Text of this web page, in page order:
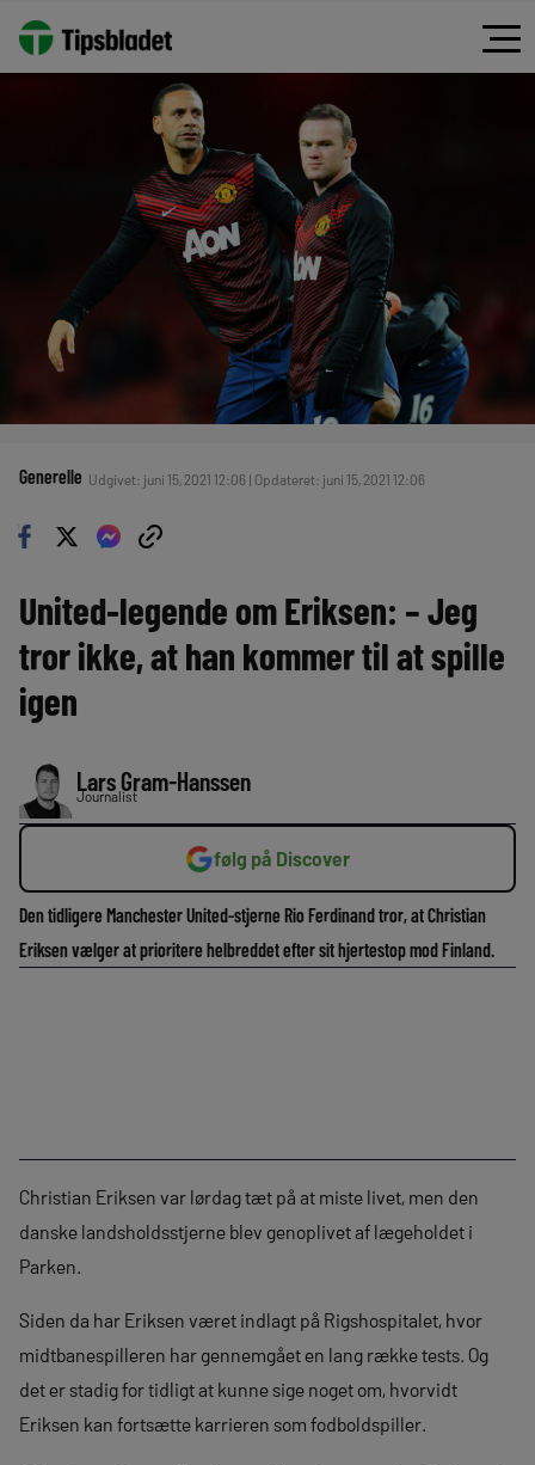
Generelle Udgivet: juni 15, 2021 12:06 | Opdateret: juni 15, 2021 12:06
United-legende om Eriksen: – Jeg
tror ikke, at han kommer til at spille
igen
Lars Gram-Hanssen
Journalist
følg på Discover
Den tidligere Manchester United-stjerne Rio Ferdinand tror, at Christian
Eriksen vælger at prioritere helbreddet efter sit hjertestop mod Finland.
Christian Eriksen var lørdag tæt på at miste livet, men den
danske landsholdsstjerne blev genoplivet af lægeholdet i
Parken.
Siden da har Eriksen været indlagt på Rigshospitalet, hvor
midtbanespilleren har gennemgået en lang række tests. Og
det er stadig for tidligt at kunne sige noget om, hvorvidt
Eriksen kan fortsætte karrieren som fodboldspiller.